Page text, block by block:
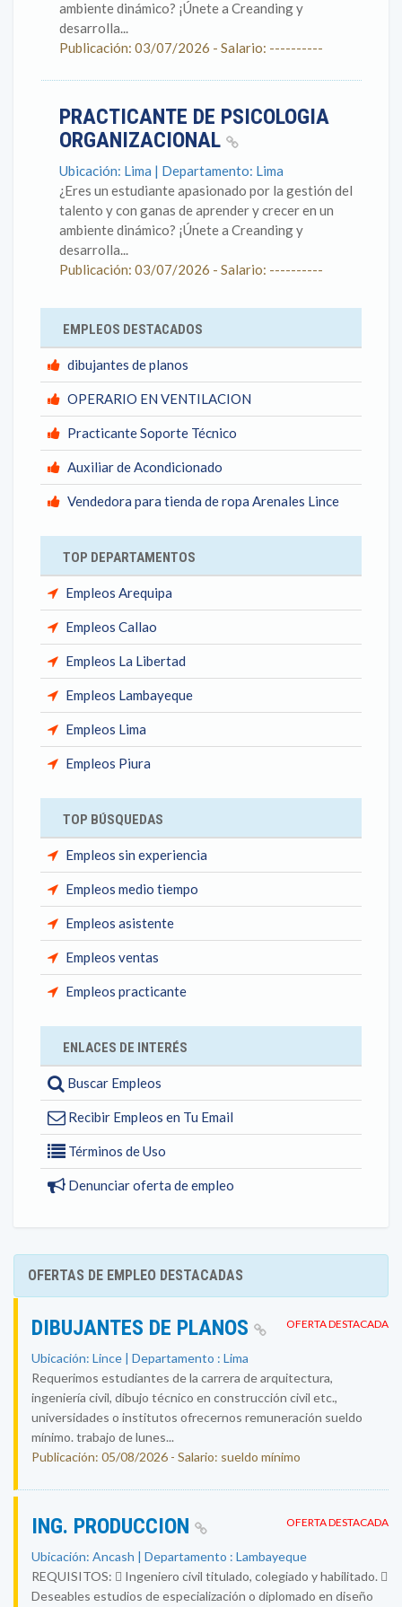
ambiente dinámico? ¡Únete a Creanding y
desarrolla...
Publicación: 03/07/2026 - Salario: ----------
PRACTICANTE DE PSICOLOGIA
ORGANIZACIONAL
Ubicación: Lima | Departamento: Lima
¿Eres un estudiante apasionado por la gestión del
talento y con ganas de aprender y crecer en un
ambiente dinámico? ¡Únete a Creanding y
desarrolla...
Publicación: 03/07/2026 - Salario: ----------
EMPLEOS DESTACADOS
dibujantes de planos
OPERARIO EN VENTILACION
Practicante Soporte Técnico
Auxiliar de Acondicionado
Vendedora para tienda de ropa Arenales Lince
TOP DEPARTAMENTOS
Empleos Arequipa
Empleos Callao
Empleos La Libertad
Empleos Lambayeque
Empleos Lima
Empleos Piura
TOP BÚSQUEDAS
Empleos sin experiencia
Empleos medio tiempo
Empleos asistente
Empleos ventas
Empleos practicante
ENLACES DE INTERÉS
Buscar Empleos
Recibir Empleos en Tu Email
Términos de Uso
Denunciar oferta de empleo
OFERTAS DE EMPLEO DESTACADAS
OFERTA DESTACADA
DIBUJANTES DE PLANOS
Ubicación: Lince | Departamento : Lima
Requerimos estudiantes de la carrera de arquitectura,
ingeniería civil, dibujo técnico en construcción civil etc.,
universidades o institutos ofrecernos remuneración sueldo
mínimo. trabajo de lunes...
Publicación: 05/08/2026 - Salario: sueldo mínimo
OFERTA DESTACADA
ING. PRODUCCION
Ubicación: Ancash | Departamento : Lambayeque
REQUISITOS:  Ingeniero civil titulado, colegiado y habilitado. 
Deseables estudios de especialización o diplomado en diseño